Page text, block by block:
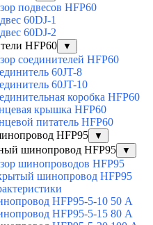
подвесов HFP60
60DJ-1
60DJ-2
HFP60
▼
соединителей HFP60
60JT-8
60JT-10
коробка HFP60
крышка HFP60
питатель HFP60
HFP95
▼
шинопровод HFP95 ▼
шинопроводов HFP95
шинопровод HFP95
HFP95-5-10 50 А
HFP95-5-15 80 А